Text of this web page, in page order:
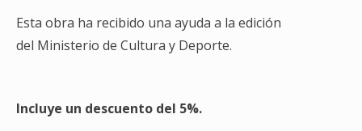
Esta obra ha recibido una ayuda a la edición
del Ministerio de Cultura y Deporte.
Incluye un descuento del 5%.